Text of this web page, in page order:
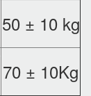
50 ± 10 kg
70 ± 10Kg